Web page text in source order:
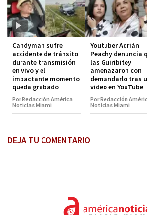
Candyman sufre
accidente de tránsito
durante transmisión
en vivo y el
impactante momento
queda grabado
Por Redacción América
Noticias Miami
Youtuber Adrián
Peachy denuncia
las Guiribitey
amenazaron con
demandarlo tras
video en YouTube
Por Redacción
Noticias Miami
DEJA TU COMENTARIO